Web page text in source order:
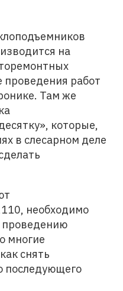
на
проведения работ
Там же
которые,
в слесарном деле
необходимо
многие
снять
последующего